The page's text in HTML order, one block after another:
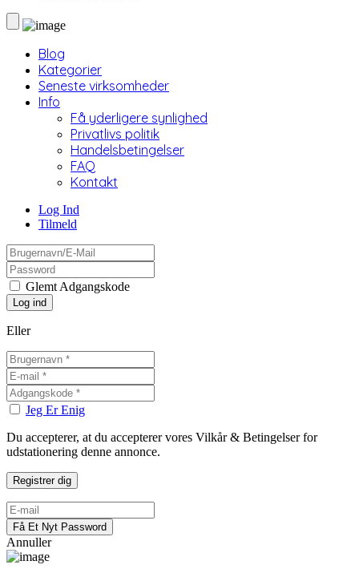
Blog
Kategorier
Seneste virksomheder
Info
Få yderligere synlighed
Privatlivs politik
Handelsbetingelser
FAQ
Kontakt
Log Ind
Tilmeld
Glemt Adgangskode
Eller
Jeg Er Enig
Du accepterer, at du accepterer vores Vilkår & Betingelser for
udstationering denne annonce.
Annuller